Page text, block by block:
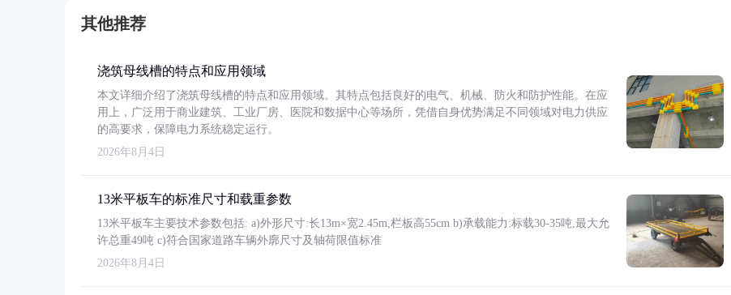
其他推荐
浇筑母线槽的特点和应用领域
本文详细介绍了浇筑母线槽的特点和应用领域。其特点包括良好的电气、机械、防火和防护性能。在应
用上，广泛用于商业建筑、工业厂房、医院和数据中心等场所，凭借自身优势满足不同领域对电力供应
的高要求，保障电力系统稳定运行。
2026年8月4日
13米平板车的标准尺寸和载重参数
13米平板车主要技术参数包括: a)外形尺寸:长13m×宽2.45m,栏板高55cm b)承载能力:标载30-35吨,最大允
许总重49吨 c)符合国家道路车辆外廓尺寸及轴荷限值标准
2026年8月4日